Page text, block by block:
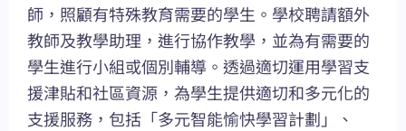
師，照顧有特殊教育需要的學生。學校聘請額外
教師及教學助理，進行協作教學，並為有需要的
學生進行小組或個別輔導。透過適切運用學習支
援津貼和社區資源，為學生提供適切和多元化的
支援服務，包括「多元智能愉快學習計劃」、